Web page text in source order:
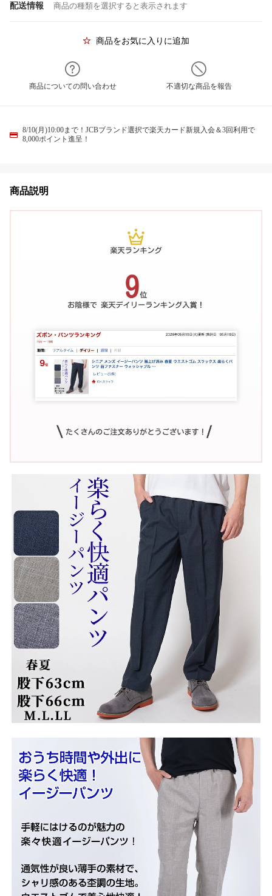
配送情報 商品の種類を選択すると表示されます
商品をお気に入りに追加
商品についての問い合わせ 不適切な商品を報告
8/10(月)10:00まで！JCBブランド選択で楽天カード新規入会＆3回利用で
8,000ポイント進呈！
商品説明